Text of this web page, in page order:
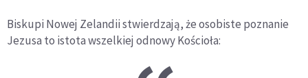
Biskupi Nowej Zelandii stwierdzają, że osobiste poznanie
Jezusa to istota wszelkiej odnowy Kościoła: